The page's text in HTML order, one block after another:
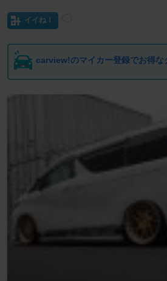
イイね！
carview!のマイカー登録でお得な